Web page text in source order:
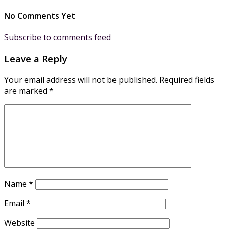
No Comments Yet
Subscribe to comments feed
Leave a Reply
Your email address will not be published. Required fields
are marked *
Name *
Email *
Website